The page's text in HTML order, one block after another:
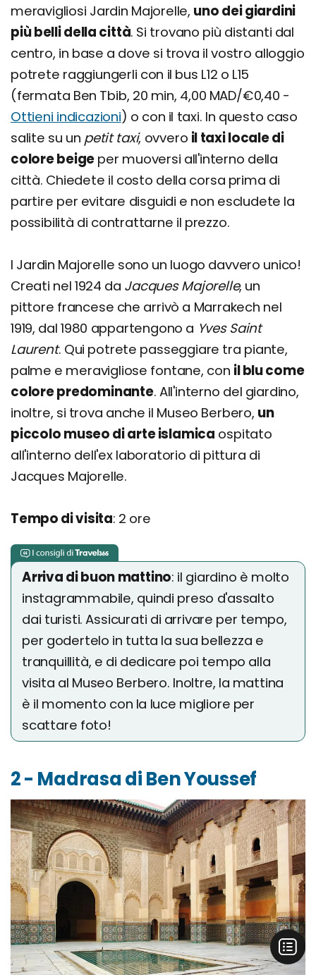
meravigliosi Jardin Majorelle, uno dei giardini
più belli della città. Si trovano più distanti dal
centro, in base a dove si trova il vostro alloggio
potrete raggiungerli con il bus L12 o L15
(fermata Ben Tbib, 20 min, 4,00 MAD/€0,40 -
Ottieni indicazioni) o con il taxi. In questo caso
salite su un petit taxi, ovvero il taxi locale di
colore beige per muoversi all'interno della
città. Chiedete il costo della corsa prima di
partire per evitare disguidi e non escludete la
possibilità di contrattarne il prezzo.
I Jardin Majorelle sono un luogo davvero unico!
Creati nel 1924 da Jacques Majorelle, un
pittore francese che arrivò a Marrakech nel
1919, dal 1980 appartengono a Yves Saint
Laurent. Qui potrete passeggiare tra piante,
palme e meravigliose fontane, con il blu come
colore predominante. All'interno del giardino,
inoltre, si trova anche il Museo Berbero, un
piccolo museo di arte islamica ospitato
all'interno dell'ex laboratorio di pittura di
Jacques Majorelle.
Tempo di visita: 2 ore
Arriva di buon mattino: il giardino è molto
instagrammabile, quindi preso d'assalto
dai turisti. Assicurati di arrivare per tempo,
per godertelo in tutta la sua bellezza e
tranquillità, e di dedicare poi tempo alla
visita al Museo Berbero. Inoltre, la mattina
è il momento con la luce migliore per
scattare foto!
2 - Madrasa di Ben Youssef